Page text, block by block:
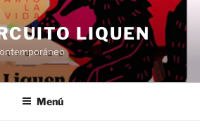
LIQUEN
Menú